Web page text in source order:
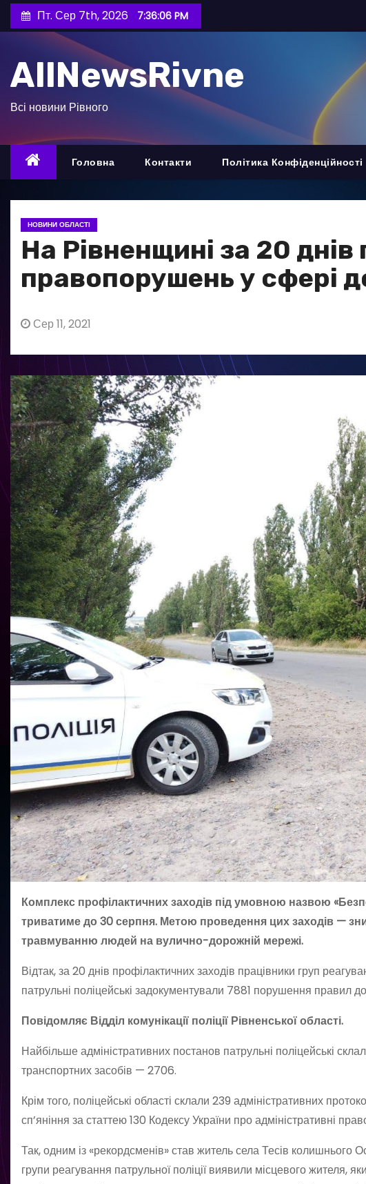
е
д
Пт. Сер 7th, 2026 7:36:07 PM
AllNewsRivne
Всі новини Рівного
Головна Контакти Політика Конфіденційності
НОВИНИ ОБЛАСТІ
На Рівненщині за 20
правопорушень у сфері
Сер 11, 2021
Комплекс профілактичних заходів під умовною назвою
триватиме до 30 серпня. Метою проведення цих заходів —
травмуванню людей на вулично-дорожній мережі.
Відтак, за 20 днів профілактичних заходів працівники груп
патрульні поліцейські задокументували 7881 порушення правил
Повідомляє Відділ комунікації поліції Рівненської області.
Найбільше адміністративних постанов патрульні поліцейські
транспортних засобів — 2706.
Крім того, поліцейські області склали 239 адміністративних
сп’яніння за статтею 130 Кодексу України про адміністративні
Так, одним із «рекордсменів» став житель села Тесів колишнього
групи реагування патрульної поліції виявили місцевого жителя,